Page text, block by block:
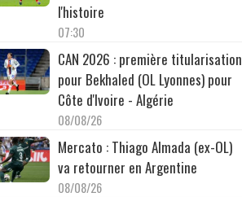
l'histoire
07:30
CAN 2026 : première titularisation
pour Bekhaled (OL Lyonnes) pour
Côte d'Ivoire - Algérie
08/08/26
Mercato : Thiago Almada (ex-OL)
va retourner en Argentine
08/08/26